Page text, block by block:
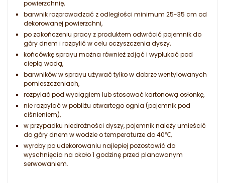
powierzchnię,
barwnik rozprowadzać z odległości minimum 25-35 cm od
dekorowanej powierzchni,
po zakończeniu pracy z produktem odwrócić pojemnik do
góry dnem i rozpylić w celu oczyszczenia dyszy,
końcówkę sprayu można również zdjąć i wypłukać pod
ciepłą wodą,
barwników w sprayu używać tylko w dobrze wentylowanych
pomieszczeniach,
rozpylać pod wyciągiem lub stosować kartonową osłonkę,
nie rozpylać w pobliżu otwartego ognia (pojemnik pod
ciśnieniem),
w przypadku niedrożności dyszy, pojemnik należy umieścić
do góry dnem w wodzie o temperaturze do 40℃,
wyroby po udekorowaniu najlepiej pozostawić do
wyschnięcia na około 1 godzinę przed planowanym
serwowaniem.